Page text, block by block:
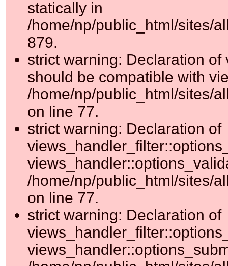
statically in
/home/np/public_html/sites/
879.
strict warning: Declaration
should be compatible with
/home/np/public_html/sites/
on line 77.
strict warning: Declaration of
/home/np/public_html/sites/
on line 77.
strict warning: Declaration of